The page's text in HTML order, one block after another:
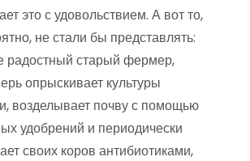
это с удовольствием. А вот то,
не стали бы представлять:
радостный старый фермер,
опрыскивает культуры
возделывает почву с помощью
удобрений и периодически
своих коров антибиотиками,